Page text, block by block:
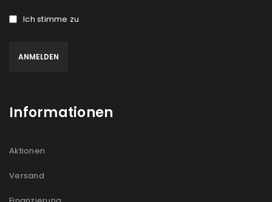
Ich stimme zu
Informationen
Aktionen
Versand